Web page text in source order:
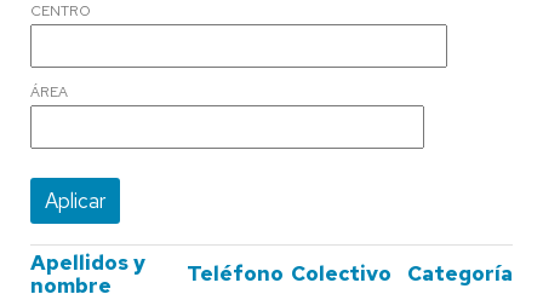
CENTRO
ÁREA
Apellidos y
nombre
Teléfono Colectivo
Categoría